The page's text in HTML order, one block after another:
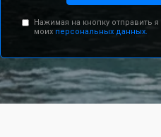
Нажимая на кнопку отправить
моих персональных данных.